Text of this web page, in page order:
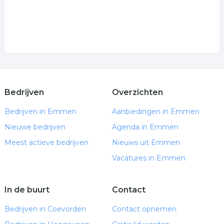
Bedrijven
Bedrijven in Emmen
Nieuwe bedrijven
Meest actieve bedrijven
Overzichten
Aanbiedingen in Emmen
Agenda in Emmen
Nieuws uit Emmen
Vacatures in Emmen
In de buurt
Bedrijven in Coevorden
Contact
Contact opnemen